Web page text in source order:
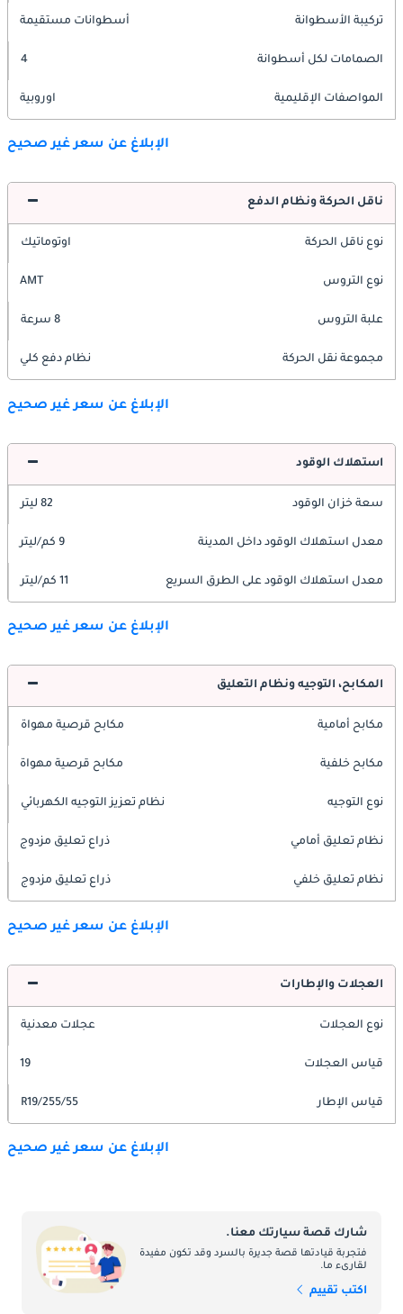
تركيبة الأسطوانة أسطوانات مستقيمة
الصمامات لكل أسطوانة 4
المواصفات الإقليمية اوروبية
الإبلاغ عن سعر غير صحيح
ناقل الحركة ونظام الدفع
نوع ناقل الحركة اوتوماتيك
نوع التروس AMT
علبة التروس 8 سرعة
مجموعة نقل الحركة نظام دفع كلي
الإبلاغ عن سعر غير صحيح
استهلاك الوقود
سعة خزان الوقود 82 ليتر
معدل استهلاك الوقود داخل المدينة 9 كم/ليتر
معدل استهلاك الوقود على الطرق السريع 11 كم/ليتر
الإبلاغ عن سعر غير صحيح
المكابح، التوجيه ونظام التعليق
مكابح أمامية مكابح قرصية مهواة
مكابح خلفية مكابح قرصية مهواة
نوع التوجيه نظام تعزيز التوجيه الكهربائي
نظام تعليق أمامي ذراع تعليق مزدوج
نظام تعليق خلفي ذراع تعليق مزدوج
الإبلاغ عن سعر غير صحيح
العجلات والإطارات
نوع العجلات عجلات معدنية
قياس العجلات 19
قياس الإطار 255/55/R19
الإبلاغ عن سعر غير صحيح
شارك قصة سيارتك معنا.
فتجربة قيادتها قصة جديرة بالسرد وقد تكون مفيدة
لقارىء ما.
اكتب تقييم